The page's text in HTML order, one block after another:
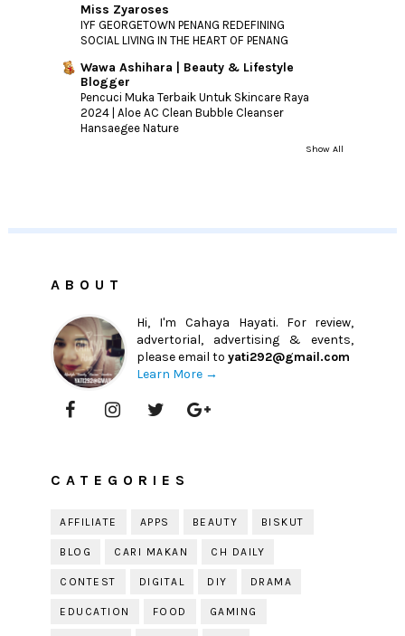
Miss Zyaroses
IYF GEORGETOWN PENANG REDEFINING
SOCIAL LIVING IN THE HEART OF PENANG
Wawa Ashihara | Beauty & Lifestyle
Blogger
Pencuci Muka Terbaik Untuk Skincare Raya
2024 | Aloe AC Clean Bubble Cleanser
Hansaegee Nature
Show All
ABOUT
Hi, I'm Cahaya Hayati. For review,
advertorial, advertising & events,
please email toyati292@gmail.com
Learn More →
CATEGORIES
AFFILIATE APPS BEAUTY BISKUT
BLOG CARI MAKAN CH DAILY
CONTEST DIGITAL DIY DRAMA
EDUCATION FOOD GAMING